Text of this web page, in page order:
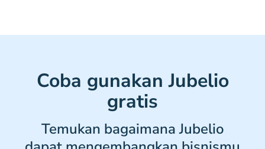
Coba gunakan Jubelio
gratis
Temukan bagaimana Jubelio